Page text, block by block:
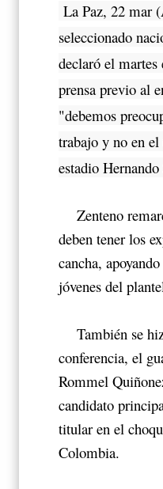
La Paz, 22 mar
seleccionado
declaró el martes
prensa previo al
"debemos
trabajo y no en
estadio
Zenteno
deben tener los
cancha,
jóvenes del
También se
conferencia, el
Rommel
candidato
titular en el
Colombia.